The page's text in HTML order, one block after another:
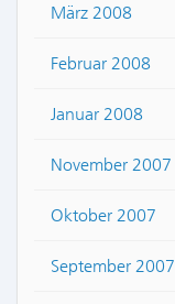
März 2008
Februar 2008
Januar 2008
November 2007
Oktober 2007
September 2007